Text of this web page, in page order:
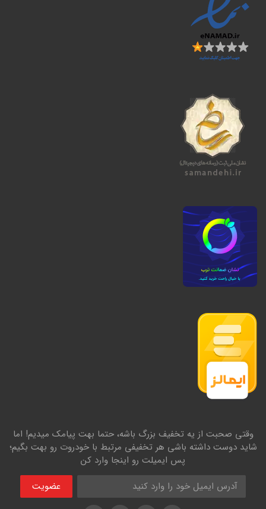
وقتی صحبت از یه تخفیف بزرگ باشه، حتما بهت پیامک میدیم! اما
شاید دوست داشته باشی هر تخفیفی مرتبط با خودروت رو بهت بگیم؛
پس ایمیلت رو اینجا وارد کن
عضویت